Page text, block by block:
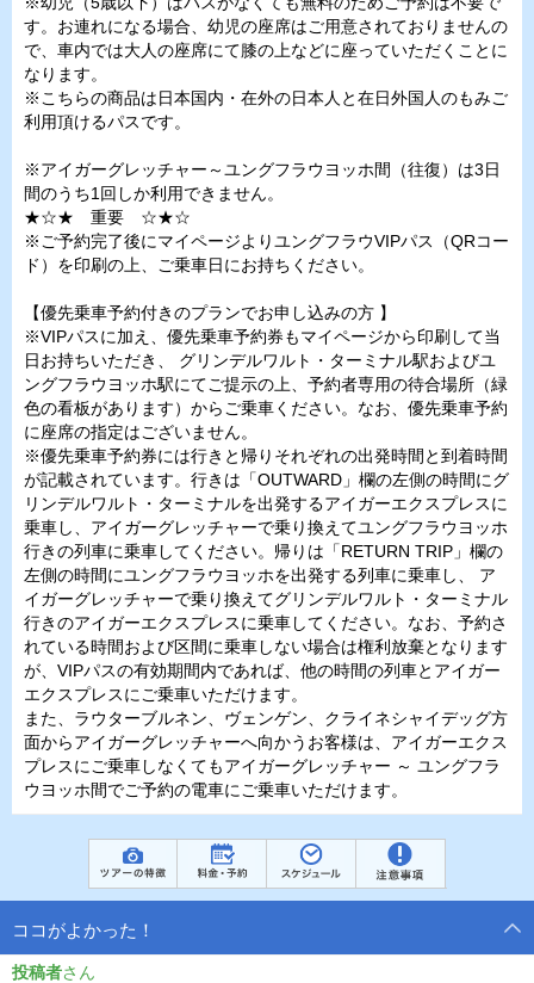
す。お連れになる場合、幼児の座席はご用意されておりませんの
で、車内では大人の座席にて膝の上などに座っていただくことに
なります。
※こちらの商品は日本国内・在外の日本人と在日外国人のもみご
利用頂けるパスです。
※アイガーグレッチャー～ユングフラウヨッホ間（往復）は3日
間のうち1回しか利用できません。
★☆★ 重要 ☆★☆
※ご予約完了後にマイページよりユングフラウVIPパス（QRコー
ド）を印刷の上、ご乗車日にお持ちください。
【優先乗車予約付きのプランでお申し込みの方 】
※VIPパスに加え、優先乗車予約券もマイページから印刷して当
日お持ちいただき、 グリンデルワルト・ターミナル駅およびユ
ングフラウヨッホ駅にてご提示の上、予約者専用の待合場所（緑
色の看板があります）からご乗車ください。なお、優先乗車予約
に座席の指定はございません。
※優先乗車予約券には行きと帰りそれぞれの出発時間と到着時間
が記載されています。行きは「OUTWARD」欄の左側の時間にグ
リンデルワルト・ターミナルを出発するアイガーエクスプレスに
乗車し、アイガーグレッチャーで乗り換えてユングフラウヨッホ
行きの列車に乗車してください。帰りは「RETURN TRIP」欄の
左側の時間にユングフラウヨッホを出発する列車に乗車し、 ア
イガーグレッチャーで乗り換えてグリンデルワルト・ターミナル
行きのアイガーエクスプレスに乗車してください。なお、予約さ
れている時間および区間に乗車しない場合は権利放棄となります
が、VIPパスの有効期間内であれば、他の時間の列車とアイガー
エクスプレスにご乗車いただけます。
また、ラウターブルネン、ヴェンゲン、クライネシャイデッグ方
面からアイガーグレッチャーへ向かうお客様は、アイガーエクス
プレスにご乗車しなくてもアイガーグレッチャー ～ ユングフラ
ウヨッホ間でご予約の電車にご乗車いただけます。
ココがよかった！
投稿者